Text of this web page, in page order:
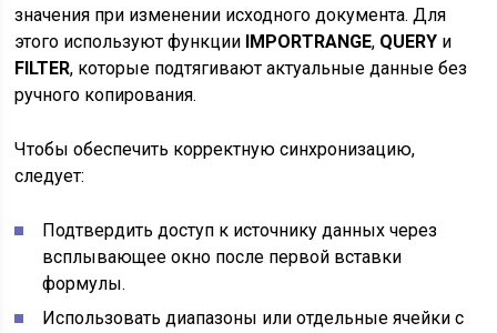
значения при изменении исходного документа. Для
этого используют функции IMPORTRANGE, QUERY и
FILTER, которые подтягивают актуальные данные без
ручного копирования.
Чтобы обеспечить корректную синхронизацию,
следует:
Подтвердить доступ к источнику данных через
всплывающее окно после первой вставки
формулы.
Использовать диапазоны или отдельные ячейки с